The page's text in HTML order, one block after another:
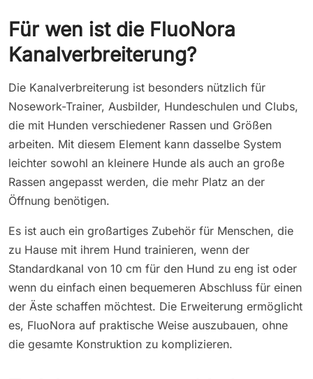
Für wen ist die FluoNora
Kanalverbreiterung?
Die Kanalverbreiterung ist besonders nützlich für
Nosework-Trainer, Ausbilder, Hundeschulen und Clubs,
die mit Hunden verschiedener Rassen und Größen
arbeiten. Mit diesem Element kann dasselbe System
leichter sowohl an kleinere Hunde als auch an große
Rassen angepasst werden, die mehr Platz an der
Öffnung benötigen.
Es ist auch ein großartiges Zubehör für Menschen, die
zu Hause mit ihrem Hund trainieren, wenn der
Standardkanal von 10 cm für den Hund zu eng ist oder
wenn du einfach einen bequemeren Abschluss für einen
der Äste schaffen möchtest. Die Erweiterung ermöglicht
es, FluoNora auf praktische Weise auszubauen, ohne
die gesamte Konstruktion zu komplizieren.